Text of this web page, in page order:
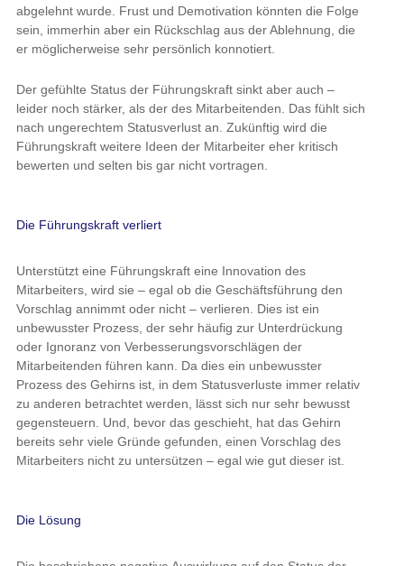
abgelehnt wurde. Frust und Demotivation könnten die Folge
sein, immerhin aber ein Rückschlag aus der Ablehnung, die
er möglicherweise sehr persönlich konnotiert.
Der gefühlte Status der Führungskraft sinkt aber auch –
leider noch stärker, als der des Mitarbeitenden. Das fühlt sich
nach ungerechtem Statusverlust an. Zukünftig wird die
Führungskraft weitere Ideen der Mitarbeiter eher kritisch
bewerten und selten bis gar nicht vortragen.
Die Führungskraft verliert
Unterstützt eine Führungskraft eine Innovation des
Mitarbeiters, wird sie – egal ob die Geschäftsführung den
Vorschlag annimmt oder nicht – verlieren. Dies ist ein
unbewusster Prozess, der sehr häufig zur Unterdrückung
oder Ignoranz von Verbesserungsvorschlägen der
Mitarbeitenden führen kann. Da dies ein unbewusster
Prozess des Gehirns ist, in dem Statusverluste immer relativ
zu anderen betrachtet werden, lässt sich nur sehr bewusst
gegensteuern. Und, bevor das geschieht, hat das Gehirn
bereits sehr viele Gründe gefunden, einen Vorschlag des
Mitarbeiters nicht zu untersützen – egal wie gut dieser ist.
Die Lösung